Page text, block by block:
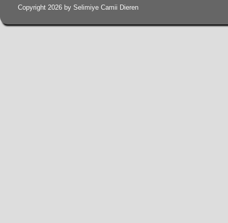
Copyright 2026 by Selimiye Camii Dieren